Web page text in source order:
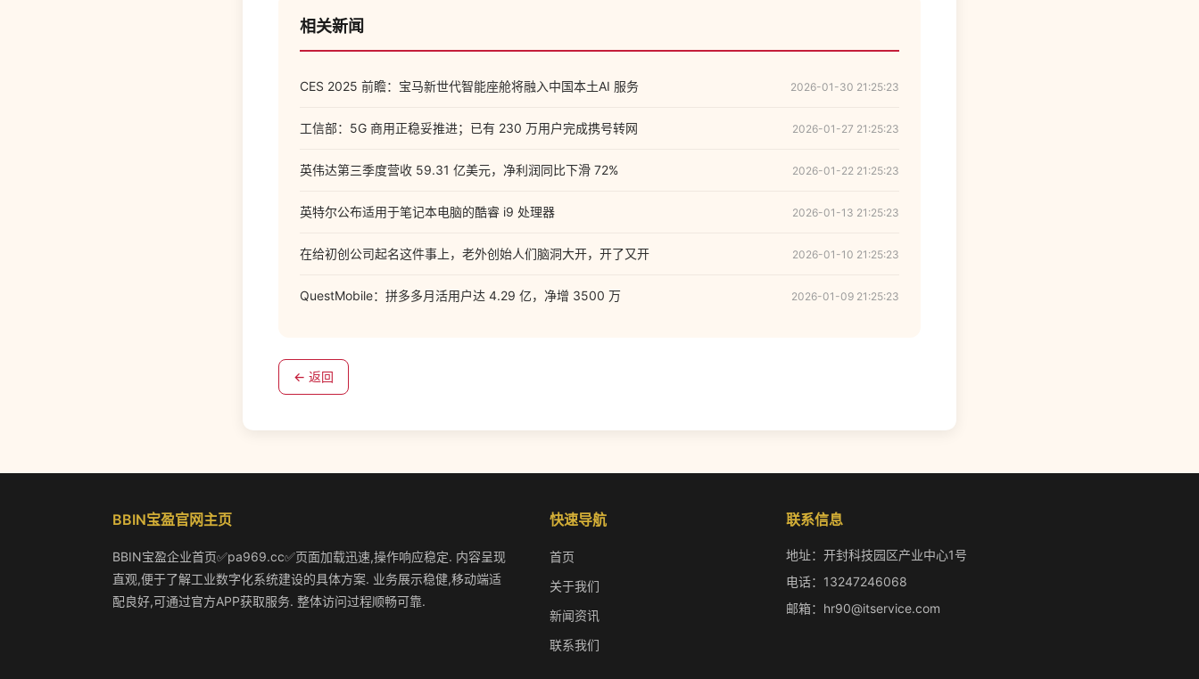
相关新闻
CES 2025 前瞻：宝马新世代智能座舱将融入中国本土AI 服务 2026-01-30 21:25:23
工信部：5G 商用正稳妥推进；已有 230 万用户完成携号转网 2026-01-27 21:25:23
英伟达第三季度营收 59.31 亿美元，净利润同比下滑 72% 2026-01-22 21:25:23
英特尔公布适用于笔记本电脑的酷睿 i9 处理器 2026-01-13 21:25:23
在给初创公司起名这件事上，老外创始人们脑洞大开，开了又开 2026-01-10 21:25:23
QuestMobile：拼多多月活用户达 4.29 亿，净增 3500 万 2026-01-09 21:25:23
← 返回
BBIN宝盈官网主页
BBIN宝盈企业首页✅pa969.cc✅页面加载迅速,操作响应稳定. 内容呈现
直观,便于了解工业数字化系统建设的具体方案. 业务展示稳健,移动端适
配良好,可通过官方APP获取服务. 整体访问过程顺畅可靠.
快速导航
首页
关于我们
新闻资讯
联系我们
联系信息
地址：开封科技园区产业中心1号
电话：13247246068
邮箱：hr90@itservice.com